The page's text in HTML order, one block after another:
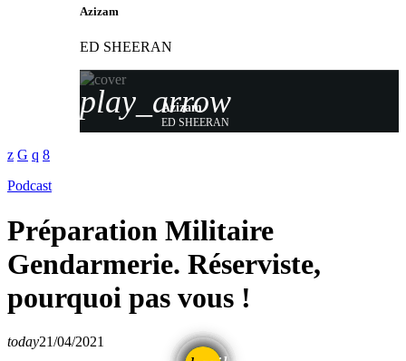
Azizam
ED SHEERAN
play_arrow
Azizam
ED SHEERAN
Podcast
Préparation Militaire
Gendarmerie. Réserviste,
pourquoi pas vous !
today21/04/2021